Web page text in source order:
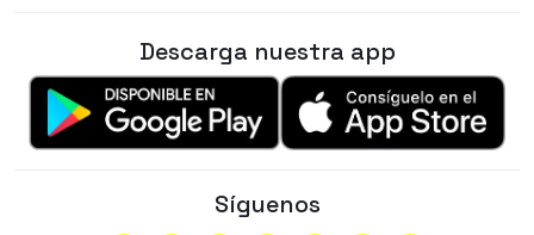
Descarga nuestra app
Síguenos